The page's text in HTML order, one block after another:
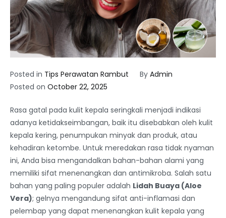
Posted in Tips Perawatan Rambut By Admin
Posted on October 22, 2025
Rasa gatal pada kulit kepala seringkali menjadi indikasi
adanya ketidakseimbangan, baik itu disebabkan oleh kulit
kepala kering, penumpukan minyak dan produk, atau
kehadiran ketombe. Untuk meredakan rasa tidak nyaman
ini, Anda bisa mengandalkan bahan-bahan alami yang
memiliki sifat menenangkan dan antimikroba. Salah satu
bahan yang paling populer adalah Lidah Buaya (Aloe
Vera); gelnya mengandung sifat anti-inflamasi dan
pelembap yang dapat menenangkan kulit kepala yang